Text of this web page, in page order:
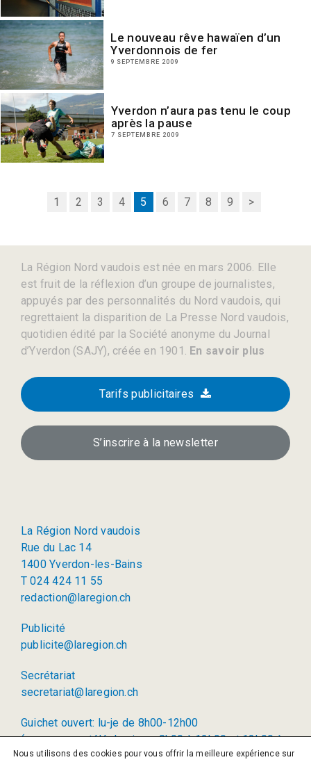
Le nouveau rêve hawaïen d’un
Yverdonnois de fer
9 SEPTEMBRE 2009
Yverdon n’aura pas tenu le coup
après la pause
7 SEPTEMBRE 2009
1 2 3 4 5 6 7 8 9 >
La Région Nord vaudois est née en mars 2006. Elle
est fruit de la réflexion d’un groupe de journalistes,
appuyés par des personnalités du Nord vaudois, qui
regrettaient la disparition de La Presse Nord vaudois,
quotidien édité par la Société anonyme du Journal
d’Yverdon (SAJY), créée en 1901. En savoir plus
Tarifs publicitaires
S’inscrire à la newsletter
La Région Nord vaudois
Rue du Lac 14
1400 Yverdon-les-Bains
T 024 424 11 55
redaction@laregion.ch
Publicité
publicite@laregion.ch
Secrétariat
secretariat@laregion.ch
Guichet ouvert: lu-je de 8h00-12h00
(permanence téléphonique: 8h00 à 12h00 et 13h00 à
17h00)
Nous utilisons des cookies pour vous offrir la meilleure expérience sur